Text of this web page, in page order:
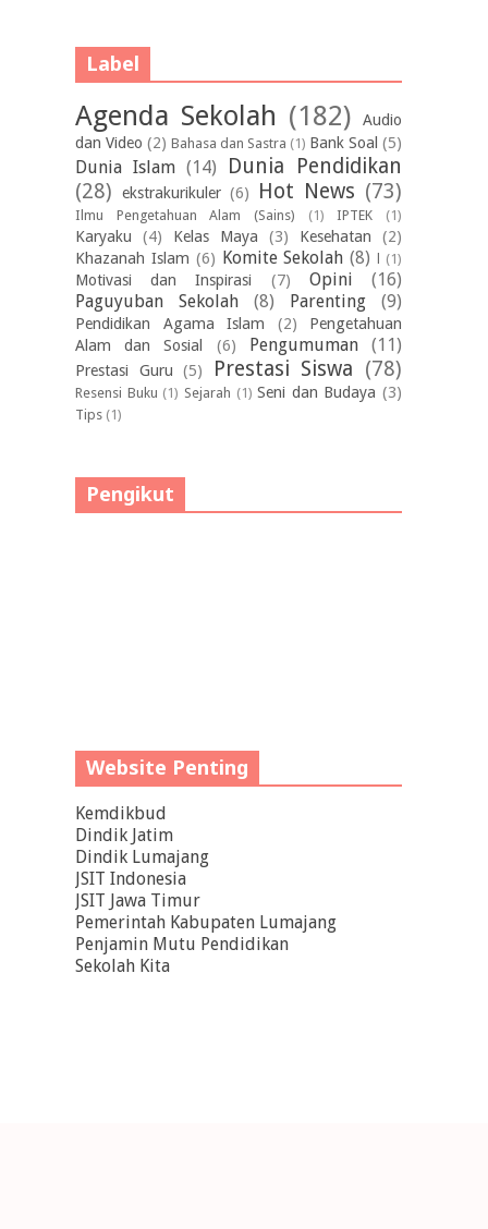
Label
Agenda Sekolah (182)
Audio
dan Video (2) Bahasa dan Sastra (1) Bank Soal (5)
Dunia Islam (14)
Dunia Pendidikan
(28)
ekstrakurikuler (6) Hot News (73)
Ilmu Pengetahuan Alam (Sains) (1) IPTEK (1)
Karyaku (4) Kelas Maya (3) Kesehatan
(2)
Khazanah Islam (6) Komite Sekolah (8) (1)
Motivasi dan Inspirasi (7) Opini
(16)
Paguyuban Sekolah
(8) Parenting (9)
Pendidikan Agama Islam (2)
Pengetahuan
Alam dan Sosial
(6) Pengumuman (11)
Prestasi Guru (5) Prestasi Siswa (78)
Resensi Buku (1) Sejarah (1) Seni dan Budaya (3)
Tips (1)
Pengikut
Website Penting
Kemdikbud
Dindik Jatim
Dindik Lumajang
JSIT Indonesia
JSIT Jawa Timur
Pemerintah Kabupaten Lumajang
Penjamin Mutu Pendidikan
Sekolah Kita